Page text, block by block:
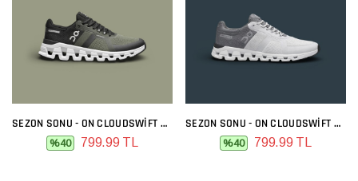
SEZON SONU - ON CLOUDSWIFT HAKI
%40 799.99 TL
SEZON SONU - ON CLOUDSWIFT GRI FÜME
%40 799.99 TL